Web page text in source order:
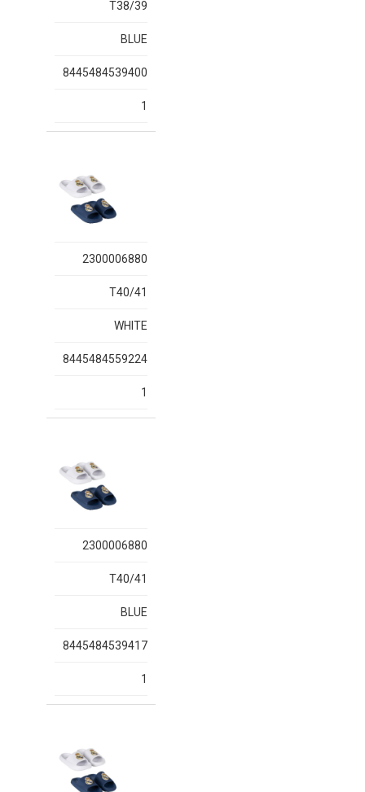
T38/39
BLUE
8445484539400
1
2300006880
T40/41
WHITE
8445484559224
1
2300006880
T40/41
BLUE
8445484539417
1